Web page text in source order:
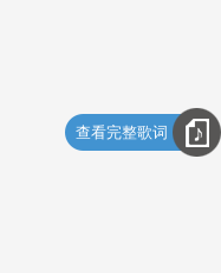
查看完整歌词